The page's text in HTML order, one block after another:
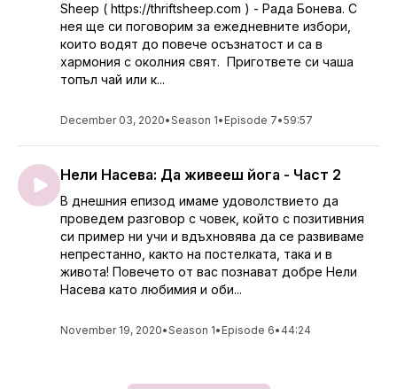
Sheep ( https://thriftsheep.com ) - Рада Бонева. С
нея ще си поговорим за ежедневните избори,
които водят до повече осъзнатост и са в
хармония с околния свят. Пригответе си чаша
топъл чай или к...
December 03, 2020•Season 1• Episode 7•59:57
Нели Насева: Да живееш йога - Част 2
В днешния епизод имаме удоволствието да
проведем разговор с човек, който с позитивния
си пример ни учи и вдъхновява да се развиваме
непрестанно, както на постелката, така и в
живота! Повечето от вас познават добре Нели
Насева като любимия и оби...
November 19, 2020•Season 1• Episode 6• 44:24